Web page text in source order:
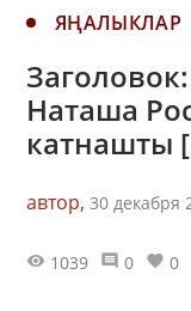
ЯҢАЛЫКЛАР
Наташа
катнашты
автор, 30 декабря
1039 0 0